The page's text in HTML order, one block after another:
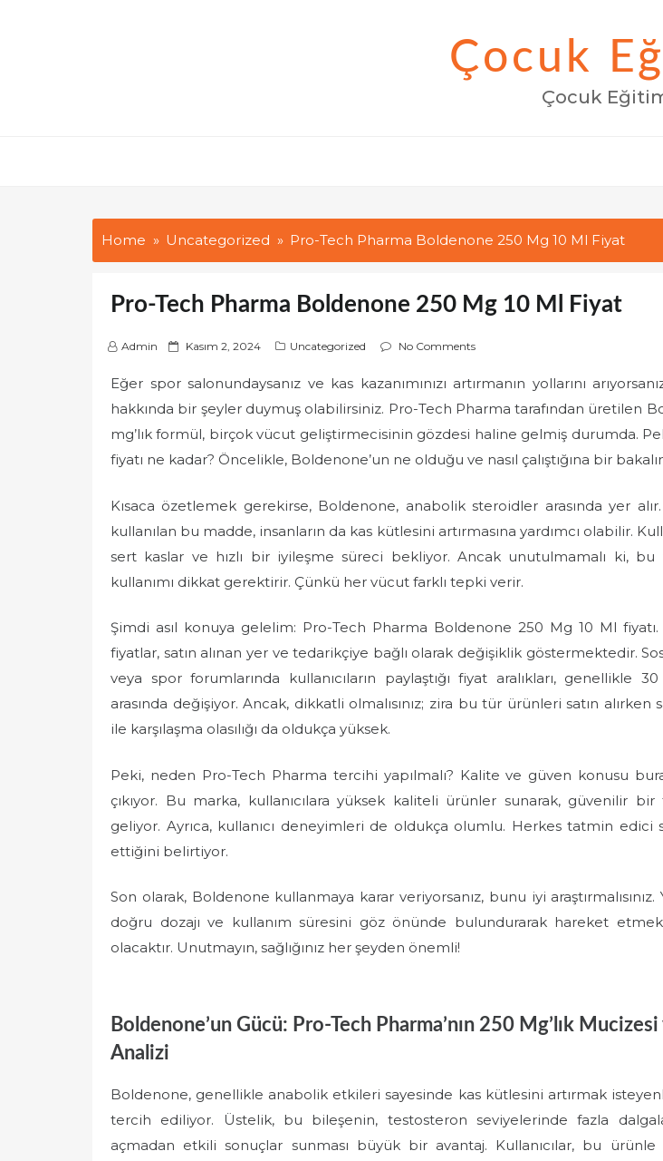
Çocuk
Çocuk
Home Uncategorized Pro-Tech Pharma Boldenone 250 Mg 10 Ml Fiyat
Pro-Tech Pharma Boldenone 250 Mg 10 Ml Fiyat
Admin
P
s
t
o
Kasım 2, 2024 Uncategorized No Comments
Eğer spor salonundaysanız ve kas kazanımınızı artırmanın yollarını
hakkında bir şeyler duymuş olabilirsiniz. Pro-Tech Pharma tarafından üretilen
mg’lık formül, birçok vücut geliştirmecisinin gözdesi haline gelmiş durumda.
fiyatı ne kadar? Öncelikle, Boldenone’un ne olduğu ve nasıl çalıştığına bir
Kısaca özetlemek gerekirse, Boldenone, anabolik steroidler arasında yer
kullanılan bu madde, insanların da kas kütlesini artırmasına yardımcı olabilir.
sert kaslar ve hızlı bir iyileşme süreci bekliyor. Ancak unutulmamalı ki,
kullanımı dikkat gerektirir. Çünkü her vücut farklı tepki verir.
Şimdi asıl konuya gelelim: Pro-Tech Pharma Boldenone 250 Mg 10 Ml
fiyatlar, satın alınan yer ve tedarikçiye bağlı olarak değişiklik göstermektedir.
veya spor forumlarında kullanıcıların paylaştığı fiyat aralıkları, genellikle
arasında değişiyor. Ancak, dikkatli olmalısınız; zira bu tür ürünleri satın alırken
ile karşılaşma olasılığı da oldukça yüksek.
Peki, neden Pro-Tech Pharma tercihi yapılmalı? Kalite ve güven konusu
çıkıyor. Bu marka, kullanıcılara yüksek kaliteli ürünler sunarak, güvenilir
geliyor. Ayrıca, kullanıcı deneyimleri de oldukça olumlu. Herkes tatmin edici
ettiğini belirtiyor.
Son olarak, Boldenone kullanmaya karar veriyorsanız, bunu iyi
doğru dozajı ve kullanım süresini göz önünde bulundurarak hareket
olacaktır. Unutmayın, sağlığınız her şeyden önemli!
Boldenone’un Gücü: Pro-Tech Pharma’nın 250 Mg’lık
Analizi
Boldenone, genellikle anabolik etkileri sayesinde kas kütlesini artırmak
tercih ediliyor. Üstelik, bu bileşenin, testosteron seviyelerinde fazla
açmadan etkili sonuçlar sunması büyük bir avantaj. Kullanıcılar, bu